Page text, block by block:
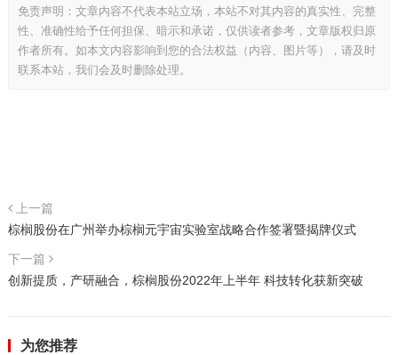
免责声明：文章内容不代表本站立场，本站不对其内容的真实性、完整
性、准确性给予任何担保、暗示和承诺，仅供读者参考，文章版权归原
作者所有。如本文内容影响到您的合法权益（内容、图片等），请及时
联系本站，我们会及时删除处理。
上一篇
棕榈股份在广州举办棕榈元宇宙实验室战略合作签署暨揭牌仪式
下一篇
创新提质，产研融合，棕榈股份2022年上半年 科技转化获新突破
为您推荐